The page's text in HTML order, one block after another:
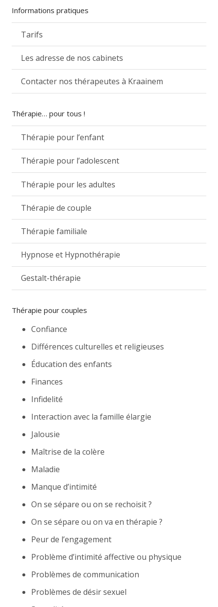
Informations pratiques
Tarifs
Les adresse de nos cabinets
Contacter nos thérapeutes à Kraainem
Thérapie… pour tous !
Thérapie pour l’enfant
Thérapie pour l’adolescent
Thérapie pour les adultes
Thérapie de couple
Thérapie familiale
Hypnose et Hypnothérapie
Gestalt-thérapie
Thérapie pour couples
Confiance
Différences culturelles et religieuses
Éducation des enfants
Finances
Infidelité
Interaction avec la famille élargie
Jalousie
Maîtrise de la colère
Maladie
Manque d’intimité
On se sépare ou on se rechoisit ?
On se sépare ou on va en thérapie ?
Peur de l’engagement
Problème d’intimité affective ou physique
Problèmes de communication
Problèmes de désir sexuel